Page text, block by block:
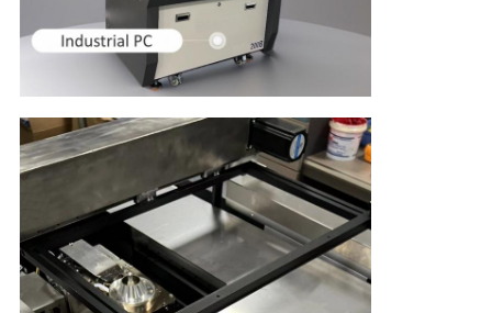
SÁCH
BẢO
MẬT